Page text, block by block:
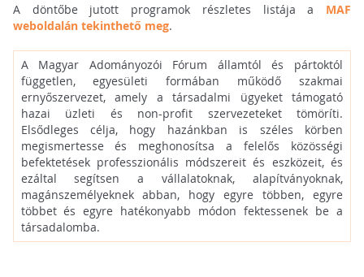
A döntőbe jutott programok részletes listája a MAF
weboldalán tekinthető meg.
A Magyar Adományozói Fórum államtól és pártoktól
független, egyesületi formában működő szakmai
ernyőszervezet, amely a társadalmi ügyeket támogató
hazai üzleti és non-profit szervezeteket tömöríti.
Elsődleges célja, hogy hazánkban is széles körben
megismertesse és meghonosítsa a felelős közösségi
befektetések professzionális módszereit és eszközeit, és
ezáltal segítsen a vállalatoknak, alapítványoknak,
magánszemélyeknek abban, hogy egyre többen, egyre
többet és egyre hatékonyabb módon fektessenek be a
társadalomba.